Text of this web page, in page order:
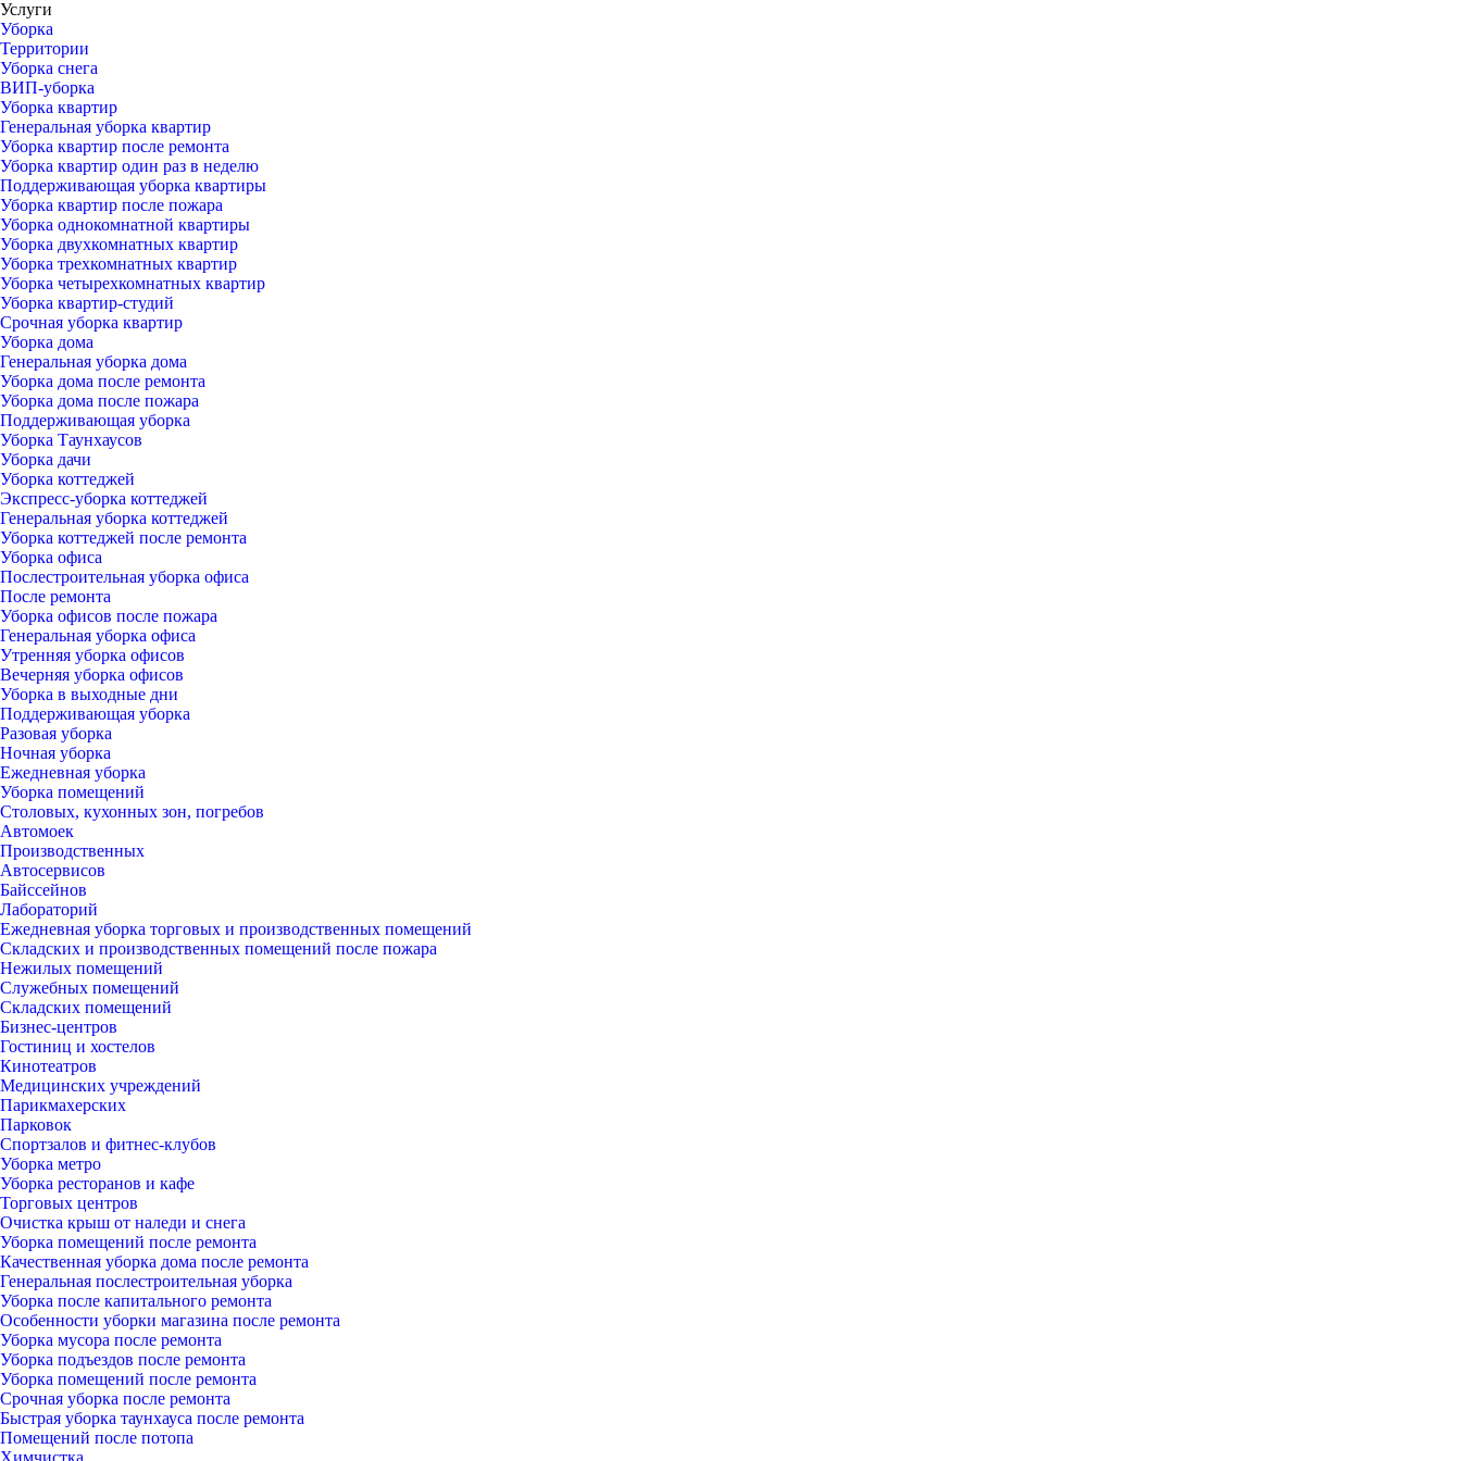
Услуги
Уборка
Территории
Уборка снега
ВИП-уборка
Уборка квартир
Генеральная уборка квартир
Уборка квартир после ремонта
Уборка квартир один раз в неделю
Поддерживающая уборка квартиры
Уборка квартир после пожара
Уборка однокомнатной квартиры
Уборка двухкомнатных квартир
Уборка трехкомнатных квартир
Уборка четырехкомнатных квартир
Уборка квартир-студий
Срочная уборка квартир
Уборка дома
Генеральная уборка дома
Уборка дома после ремонта
Уборка дома после пожара
Поддерживающая уборка
Уборка Таунхаусов
Уборка дачи
Уборка коттеджей
Экспресс-уборка коттеджей
Генеральная уборка коттеджей
Уборка коттеджей после ремонта
Уборка офиса
Послестроительная уборка офиса
После ремонта
Уборка офисов после пожара
Генеральная уборка офиса
Утренняя уборка офисов
Вечерняя уборка офисов
Уборка в выходные дни
Поддерживающая уборка
Разовая уборка
Ночная уборка
Ежедневная уборка
Уборка помещений
Столовых, кухонных зон, погребов
Автомоек
Производственных
Автосервисов
Байссейнов
Лабораторий
Ежедневная уборка торговых и производственных помещений
Складских и производственных помещений после пожара
Нежилых помещений
Служебных помещений
Складских помещений
Бизнес-центров
Гостиниц и хостелов
Кинотеатров
Медицинских учреждений
Парикмахерских
Парковок
Спортзалов и фитнес-клубов
Уборка метро
Уборка ресторанов и кафе
Торговых центров
Очистка крыш от наледи и снега
Уборка помещений после ремонта
Качественная уборка дома после ремонта
Генеральная послестроительная уборка
Уборка после капитального ремонта
Особенности уборки магазина после ремонта
Уборка мусора после ремонта
Уборка подъездов после ремонта
Уборка помещений после ремонта
Срочная уборка после ремонта
Быстрая уборка таунхауса после ремонта
Помещений после потопа
Химчистка